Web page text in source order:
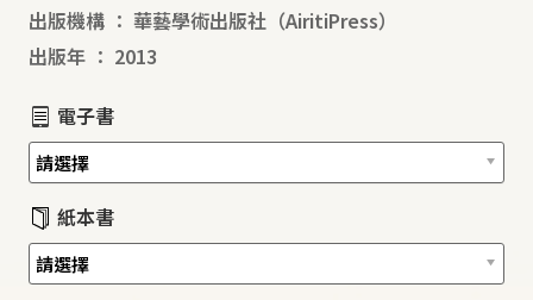
出版機構 ： 華藝學術出版社（AiritiPress）
出版年 ： 2013
電子書
紙本書